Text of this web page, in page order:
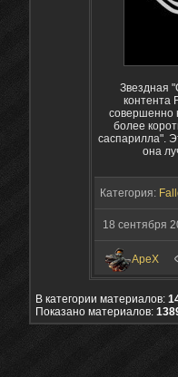
Звездная
контента
совершенно
более
саспарилла".
она
Категория:
18 сентября
ApeX
В категории материалов:
Показано материалов: